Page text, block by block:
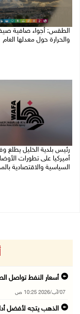
الطقس: أجواء صافية
والحرارة حول معدلها العام
رئيس بلدية الخليل يطلع
أميركيا على تطورات
السياسية والاقتصادية
أسعار النفط
07/آب/2026 10:25 ص
الذهب يتجه لأفضل